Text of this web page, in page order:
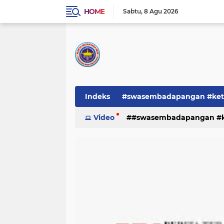
HOME Sabtu 8 Agu 2026
Indeks #swasembadapangan
Pemerintah PEMERINTAHAN
Video #swasembadapangan